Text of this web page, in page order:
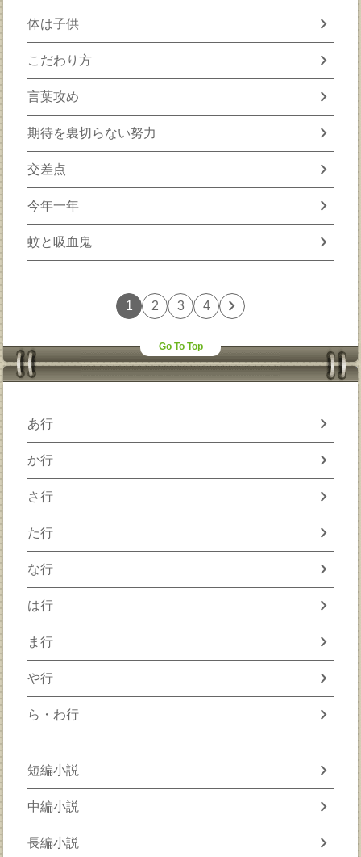
体は子供 chevron_right
こだわり方 chevron_right
言葉攻め chevron_right
期待を裏切らない努力 chevron_right
交差点 chevron_right
今年一年 chevron_right
蚊と吸血鬼 chevron_right
1 2 3 4 chevron_right
Go To Top
あ行 chevron_right
か行 chevron_right
さ行 chevron_right
た行 chevron_right
な行 chevron_right
は行 chevron_right
ま行 chevron_right
や行 chevron_right
ら・わ行 chevron_right
短編小説 chevron_right
中編小説 chevron_right
長編小説 chevron_right